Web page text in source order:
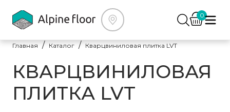
0
Главная Каталог Кварцвиниловая плитка LVT
КВАРЦВИНИЛОВАЯ
ПЛИТКА LVT